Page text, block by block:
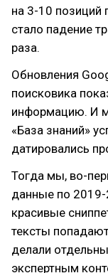
на 3-10 позиций
стало падение
раза.
Обновления
поисковика
информацию. И
«База знаний»
датировались
Тогда мы, во-
данные по 2019-
красивые
тексты
делали
экспертным